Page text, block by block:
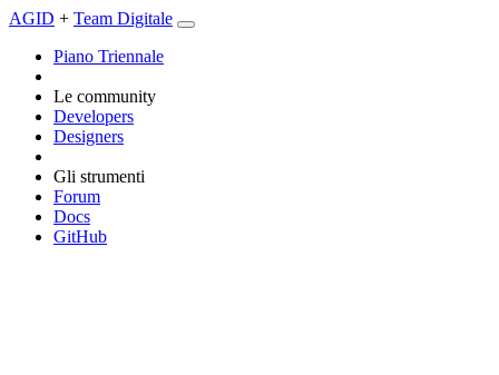
AGID + Team Digitale
Piano Triennale
Le community
Developers
Designers
Gli strumenti
Forum
Docs
GitHub